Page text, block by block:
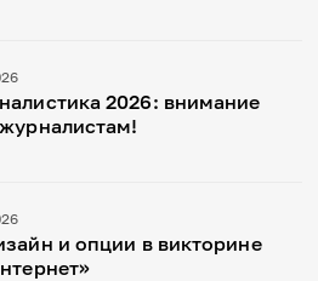
2026: внимание
и опции в викторине